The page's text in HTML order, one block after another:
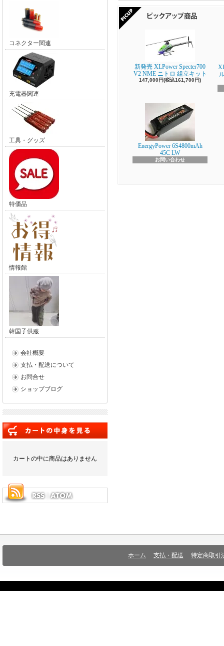
コネクター関連
充電器関連
工具・グッズ
特価品
情報館
韓国子供服
会社概要
支払・配送について
お問合せ
ショップブログ
カートの中に商品はありません
新発売 XLPower Specter700
V2 NME ニトロ 組立キット
147,000円(税込161,700円)
EnergyPower 6S4800mAh
45C LW
お問い合わせ
ホーム 支払・配送 特定商取引